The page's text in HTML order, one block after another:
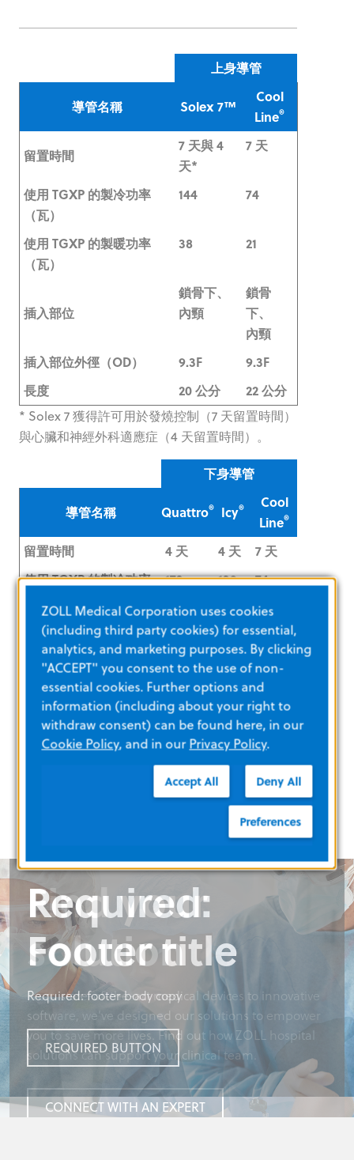
上身導管
導管名稱 Solex 7™
Cool
Line®
留置時間
7 天與 4
天*
7 天
使用 TGXP 的製冷功率
（瓦）
144 74
使用 TGXP 的製暖功率
（瓦）
38 21
插入部位
鎖骨下、
內頸
鎖骨
下、
內頸
插入部位外徑（OD）
9.3F
9.3F
長度
20 公分 22 公分
* Solex 7 獲得許可用於發燒控制（7 天留置時間）
與心臟和神經外科適應症（4 天留置時間）。
下身導管
導管名稱 Quattro® Icy®
Cool
Line®
留置時間 4 天 4 天
7 天
使用 TGXP 的製冷功率
173 139 74
使用 TGXP 的製暖功率
（瓦）
48 38 21
插入部位 股 股
股
插入部位外徑（OD）
9.3F 9.3F 9.3F
長度
45 公分
38
公分
22 公
分
Find your
solution
From state-of-the-art medical devices to innovative
software, we’ve designed our solutions to empower
you to save more lives. Find out how ZOLL hospital
solutions can support your clinical team.
CONNECT WITH AN EXPERT
Required:
Footer title
Required: footer body copy
REQUIRED BUTTON
Find your
solution
From state-of-the-art medical devices to innovative
software, we’ve designed our solutions to empower
you to save more lives. Find out how ZOLL hospital
solutions can support your clinical team.
CONNECT WITH AN EXPERT
Find your
solution
From state-of-the-art medical devices to innovative
software, we’ve designed our solutions to empower
you to save more lives. Find out how ZOLL hospital
solutions can support your clinical team.
CONNECT WITH AN EXPERT
ZOLL Medical Corporation uses cookies
(including third party cookies) for essential,
analytics, and marketing purposes. By clicking
"ACCEPT" you consent to the use of non-
essential cookies. Further options and
information (including about your right to
withdraw consent) can be found here, in our
Cookie Policy, and in ourPrivacy Policy.
Accept All Deny All
Preferences